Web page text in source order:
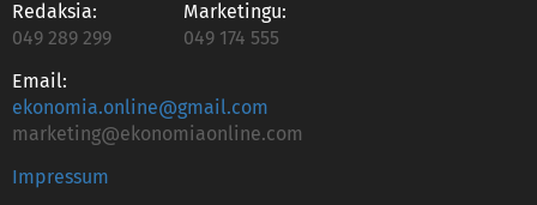
Redaksia:
049 289 299
Marketingu:
049 174 555
Email:
ekonomia.online@gmail.com
marketing@ekonomiaonline.com
Impressum